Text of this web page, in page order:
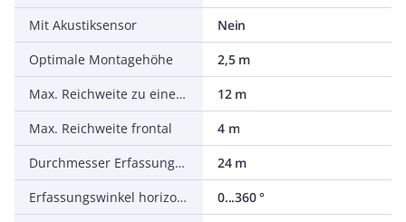
Mit Akustiksensor
Nein
Optimale Montagehöhe
2,5 m
Max. Reichweite zu einer Seite
12 m
Max. Reichweite frontal
4 m
Durchmesser Erfassungsfeld auf Fußboden
24 m
Erfassungswinkel horizontal
0...360 °